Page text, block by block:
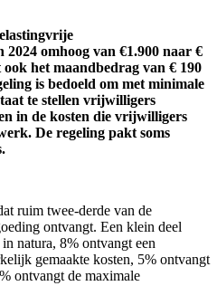
omhoog van €1.900 naar €
het maandbedrag van € 190
is bedoeld om met minimale
te stellen vrijwilligers
in de kosten die vrijwilligers
De regeling pakt soms
ruim twee-derde van de
ontvangt. Een klein deel
natura, 8% ontvangt een
gemaakte kosten, 5% ontvangt
ontvangt de maximale